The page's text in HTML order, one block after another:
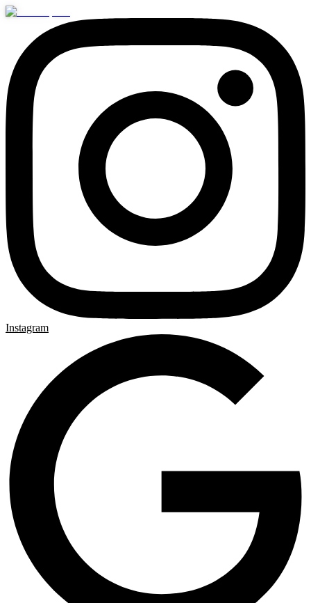
Instagram